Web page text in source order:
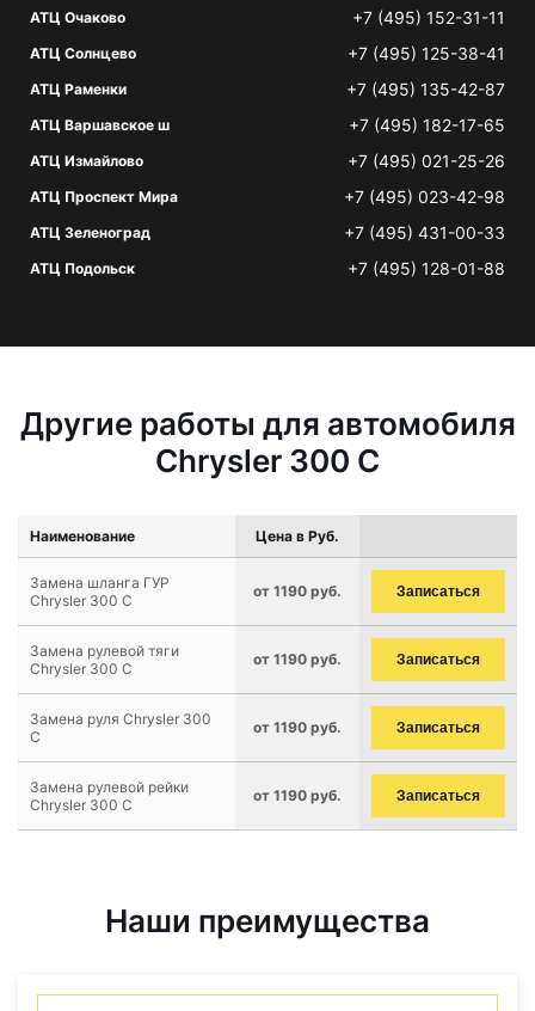
АТЦ Очаково +7 (495) 152-31-11
АТЦ Солнцево +7 (495) 125-38-41
АТЦ Раменки +7 (495) 135-42-87
АТЦ Варшавское ш +7 (495) 182-17-65
АТЦ Измайлово +7 (495) 021-25-26
АТЦ Проспект Мира +7 (495) 023-42-98
АТЦ Зеленоград +7 (495) 431-00-33
АТЦ Подольск +7 (495) 128-01-88
Другие работы для автомобиля
Chrysler 300 C
Наименование Цена в Руб.
Замена шланга ГУР
Chrysler 300 C
от 1190 руб. Записаться
Замена рулевой тяги
Chrysler 300 C
от 1190 руб. Записаться
Замена руля Chrysler 300
C
от 1190 руб. Записаться
Замена рулевой рейки
Chrysler 300 C
от 1190 руб. Записаться
Наши преимущества